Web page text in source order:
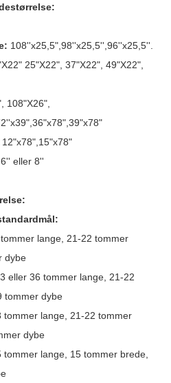
108''x25,5",98''x25,5'',96''x25,5''.
25"X22", 37"X22", 49"X22",
108"X26",
12"x78",15"x78"
eller 8''
lange, 21-22 tommer
dybe
eller 36 tommer lange, 21-22
tommer dybe
tommer lange, 21-22 tommer
dybe
tommer lange, 15 tommer brede,